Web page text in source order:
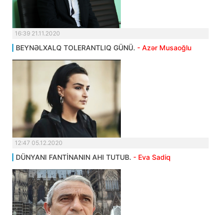
16:39 21.11.2020
BEYNƏLXALQ TOLERANTLIQ GÜNÜ. - Azər Musaoğlu
12:47 05.12.2020
DÜNYANI FANTİNANIN AHI TUTUB. - Eva Sadiq